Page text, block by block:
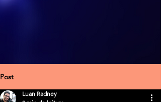
Post
Luan Radney